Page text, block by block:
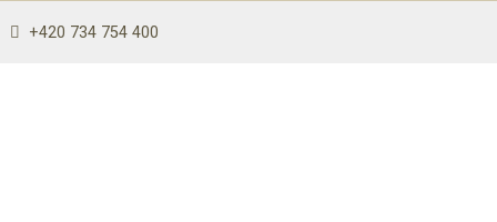
+420 734 754 400